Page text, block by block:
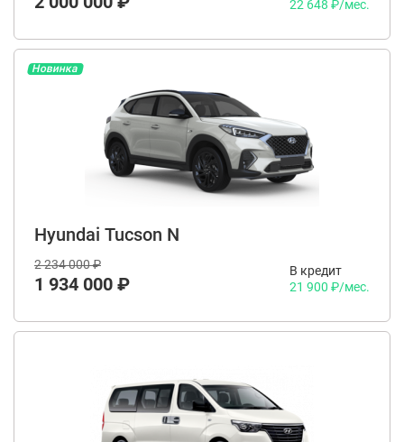
22 648 ₽/мес.
Новинка
Hyundai Tucson N
2 234 000 ₽
1 934 000 ₽
В кредит
21 900 ₽/мес.